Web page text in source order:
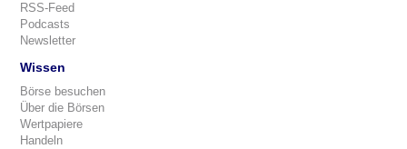
RSS-Feed
Podcasts
Newsletter
Wissen
Börse besuchen
Über die Börsen
Wertpapiere
Handeln